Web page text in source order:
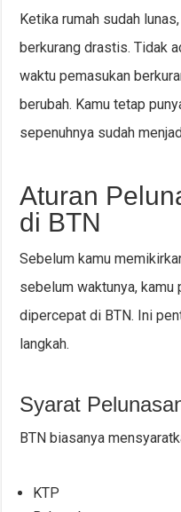
Ketika rumah sudah
berkurang drastis. Tidak
waktu pemasukan
berubah. Kamu tetap
sepenuhnya sudah
Aturan
di BTN
Sebelum kamu
sebelum waktunya, kamu
dipercepat di BTN. Ini
langkah.
Syarat
BTN biasanya
KTP